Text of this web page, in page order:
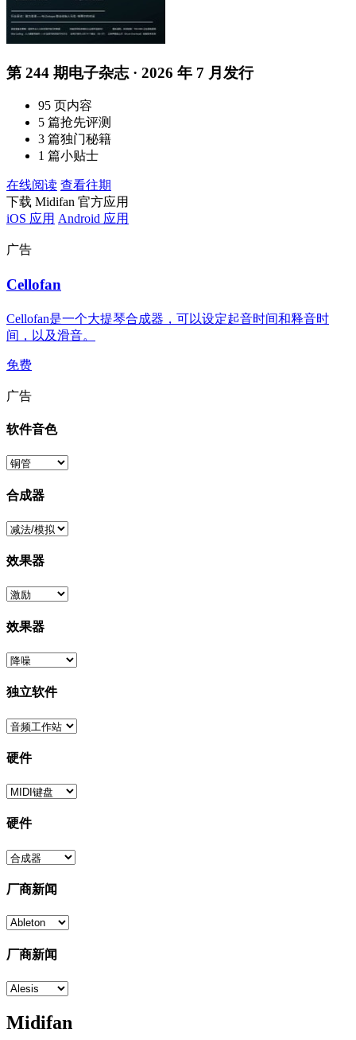
第 244 期电子杂志 · 2026 年 7 月发行
95 页内容
5 篇抢先评测
3 篇独门秘籍
1 篇小贴士
在线阅读 查看往期
下载 Midifan 官方应用
iOS 应用 Android 应用
广告
Cellofan
Cellofan是一个大提琴合成器，可以设定起音时间和释音时
间，以及滑音。
免费
广告
软件音色
合成器
效果器
效果器
独立软件
硬件
硬件
厂商新闻
厂商新闻
Midifan